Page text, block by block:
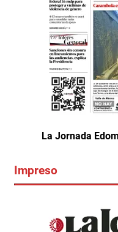
La Jornada
Impreso